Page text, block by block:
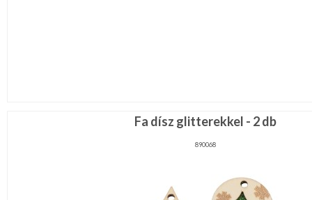
Fa dísz glitterekkel - 2 db
890068